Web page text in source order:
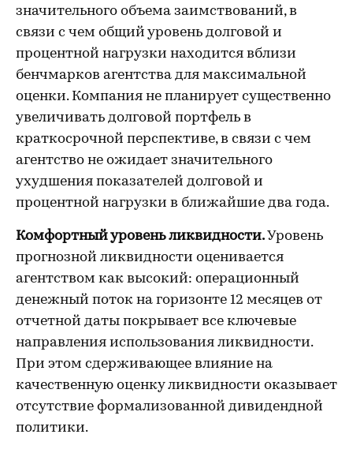
значительного объема заимствований, в
связи с чем общий уровень долговой и
процентной нагрузки находится вблизи
бенчмарков агентства для максимальной
оценки. Компания не планирует существенно
увеличивать долговой портфель в
краткосрочной перспективе, в связи с чем
агентство не ожидает значительного
ухудшения показателей долговой и
процентной нагрузки в ближайшие два года.
Комфортный уровень ликвидности.Уровень
прогнозной ликвидности оценивается
агентством как высокий: операционный
денежный поток на горизонте 12 месяцев от
отчетной даты покрывает все ключевые
направления использования ликвидности.
При этом сдерживающее влияние на
качественную оценку ликвидности оказывает
отсутствие формализованной дивидендной
политики.